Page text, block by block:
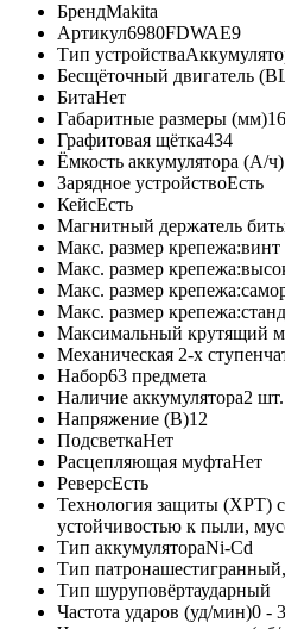
БрендMakita
Артикул6980FDWAE9
Тип устройства
Бесщёточный двигатель
БитаНет
Габаритные размеры (мм)
Графитовая щётка434
Ёмкость аккумулятора (А/ч)
Зарядное устройствоЕсть
КейсЕсть
Магнитный держатель
Макс. размер
Макс. размер
Макс. размер
Макс. размер
Максимальный крутящий
Механическая 2-х
Набор63 предмета
Наличие аккумулятора2 шт.
Напряжение (В)12
ПодсветкаНет
Расцепляющая муфтаНет
РеверсЕсть
Технология защиты (XPT)
устойчивостью к пыли,
Тип аккумулятораNi-Cd
Тип патрона
Тип шуруповёртаударный
Частота ударов (уд/мин)0 -